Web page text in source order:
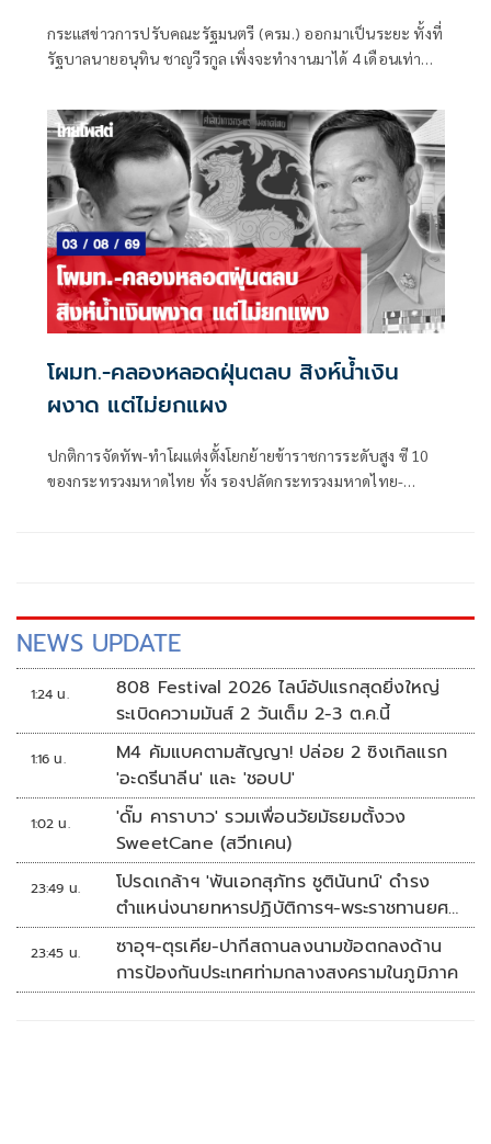
กระแสข่าวการปรับคณะรัฐมนตรี (ครม.) ออกมาเป็นระยะ ทั้งที่
รัฐบาลนายอนุทิน ชาญวีรกูล เพิ่งจะทำงานมาได้ 4 เดือนเท่านั้น
อย่างเร็วที่สุดจะปรับกันทุก 6 เดือน หรือครึ่งปี
โผมท.-คลองหลอดฝุ่นตลบ สิงห์น้ำเงิน
ผงาด แต่ไม่ยกแผง
ปกติการจัดทัพ-ทำโผแต่งตั้งโยกย้ายข้าราชการระดับสูง ซี 10
ของกระทรวงมหาดไทย ทั้ง รองปลัดกระทรวงมหาดไทย-
การเมืองตามไปด้วย
NEWS UPDATE
1:24 น.
808 Festival 2026 ไลน์อัปแรกสุดยิ่งใหญ่
ระเบิดความมันส์ 2 วันเต็ม 2-3 ต.ค.นี้
1:16 น.
M4 คัมแบคตามสัญญา! ปล่อย 2 ซิงเกิลแรก
'อะดรีนาลีน' และ 'ชอบU'
1:02 น.
'ดั๊ม คาราบาว' รวมเพื่อนวัยมัธยมตั้งวง
SweetCane (สวีทเคน)
23:49 น.
โปรดเกล้าฯ 'พันเอกสุภัทร ชูตินันทน์' ดำรง
ตำแหน่งนายทหารปฏิบัติการฯ-พระราชทานยศ
'พลตรี'
23:45 น.
ซาอุฯ-ตุรเคีย-ปากีสถานลงนามข้อตกลงด้าน
การป้องกันประเทศท่ามกลางสงครามในภูมิภาค